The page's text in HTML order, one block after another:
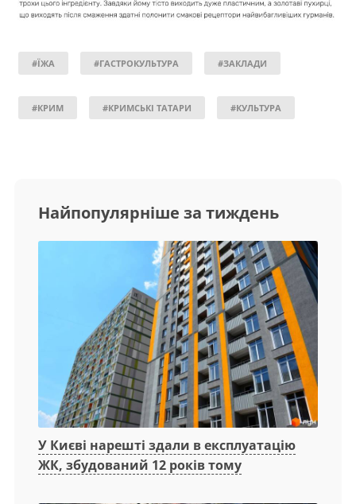
#ЇЖА #ГАСТРОКУЛЬТУРА #ЗАКЛАДИ
#КРИМ #КРИМСЬКІ ТАТАРИ #КУЛЬТУРА
Найпопулярніше за тиждень
У Києві нарешті здали в експлуатацію
ЖК, збудований 12 років тому